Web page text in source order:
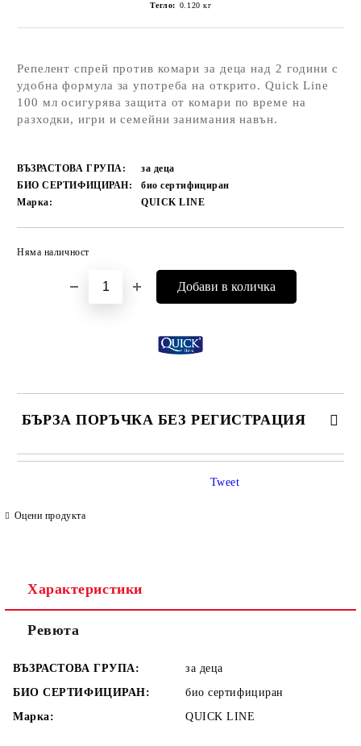
Тегло: 0.120 кг
Репелент спрей против комари за деца над 2 години с
удобна формула за употреба на открито. Quick Line
100 мл осигурява защита от комари по време на
разходки, игри и семейни занимания навън.
ВЪЗРАСТОВА ГРУПА:
за деца
БИО СЕРТИФИЦИРАН:
био сертифициран
Марка:
QUICK LINE
Няма наличност
БЪРЗА ПОРЪЧКА БЕЗ РЕГИСТРАЦИЯ
САМО ПОПЪЛНЕТЕ 4 ПОЛЕТА
Съгласен съм сПолитиката за лични данни
Ние ще се свържем с вас в рамките на работния ден.
Оцени продукта
Tweet
Характеристики
Ревюта
ВЪЗРАСТОВА ГРУПА:
за деца
БИО СЕРТИФИЦИРАН:
био сертифициран
Марка:
QUICK LINE